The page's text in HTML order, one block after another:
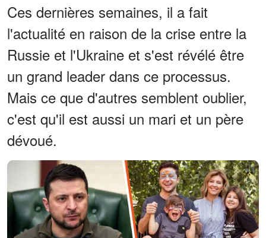
Ces dernières semaines, il a fait
l'actualité en raison de la crise entre la
Russie et l'Ukraine et s'est révélé être
un grand leader dans ce processus.
Mais ce que d'autres semblent oublier,
c'est qu'il est aussi un mari et un père
dévoué.